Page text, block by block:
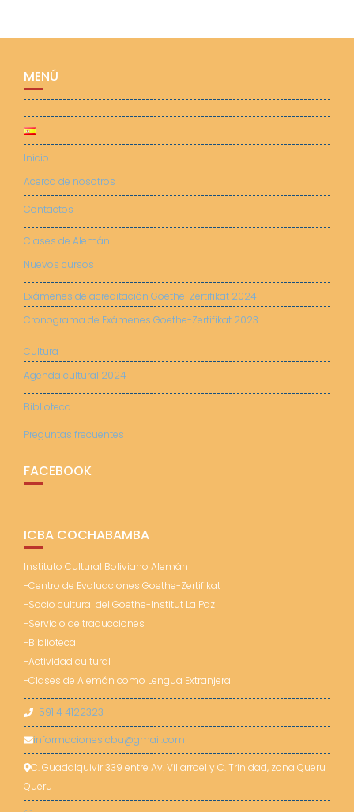
MENÚ
Inicio
Acerca de nosotros
Contactos
Clases de Alemán
Nuevos cursos
Exámenes de acreditación Goethe-Zertifikat 2024
Cronograma de Exámenes Goethe-Zertifikat 2023
Cultura
Agenda cultural 2024
Biblioteca
Preguntas frecuentes
FACEBOOK
ICBA COCHABAMBA
Instituto Cultural Boliviano Alemán
-Centro de Evaluaciones Goethe-Zertifikat
-Socio cultural del Goethe-Institut La Paz
-Servicio de traducciones
-Biblioteca
-Actividad cultural
-Clases de Alemán como Lengua Extranjera
+591 4 4122323
informacionesicba@gmail.com
C. Guadalquivir 339 entre Av. Villarroel y C. Trinidad, zona Queru
Queru